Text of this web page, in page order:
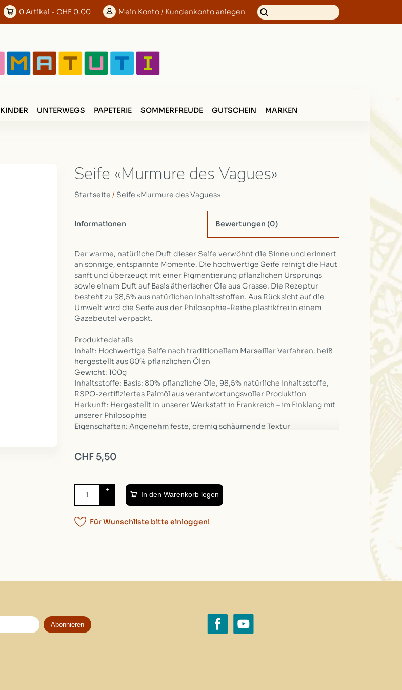
0Artikel - CHF 0,00 Mein Konto/ Kundenkonto anlegen
KINDER UNTERWEGS PAPETERIE SOMMERFREUDE GUTSCHEIN MARKEN
Seife «Murmure des Vagues»
Startseite / Seife «Murmure des Vagues»
Informationen Bewertungen (0)
Der warme, natürliche Duft dieser Seife verwöhnt die Sinne und erinnert
an sonnige, entspannte Momente. Die hochwertige Seife reinigt die Haut
sanft und überzeugt mit einer Pigmentierung pflanzlichen Ursprungs
sowie einem Duft auf Basis ätherischer Öle aus Grasse. Die Rezeptur
besteht zu 98,5% aus natürlichen Inhaltsstoffen. Aus Rücksicht auf die
Umwelt wird die Seife aus der Philosophie-Reihe plastikfrei in einem
Gazebeutel verpackt.
Produktedetails
Inhalt: Hochwertige Seife nach traditionellem Marseiller Verfahren, heiß
hergestellt aus 80% pflanzlichen Ölen
Gewicht: 100g
Inhaltsstoffe: Basis: 80% pflanzliche Öle, 98,5% natürliche Inhaltsstoffe,
RSPO-zertifiziertes Palmöl aus verantwortungsvoller Produktion
Herkunft: Hergestellt in unserer Werkstatt in Frankreich – im Einklang mit
unserer Philosophie
Eigenschaften: Angenehm feste, cremig schäumende Textur
Verfügbarkeit:
Auf Lager(2)
Gewicht:
CHF 5,50
+
-
In den Warenkorb legen
Für Wunschliste bitte einloggen!
Abonnieren